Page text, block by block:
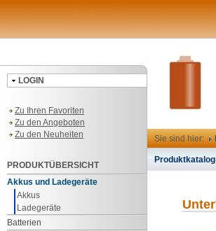
LOGIN
Zu Ihren Favoriten
Zu den Angeboten
Zu den Neuheiten
PRODUKTÜBERSICHT
Akkus und Ladegeräte
Akkus
Ladegeräte
Batterien
Sie sind hier: